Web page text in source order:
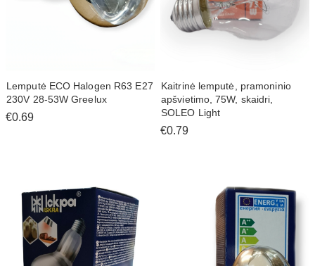
Lemputė ECO Halogen R63 E27
230V 28-53W Greelux
€0.69
Kaitrinė lemputė, pramoninio
apšvietimo, 75W, skaidri,
SOLEO Light
€0.79